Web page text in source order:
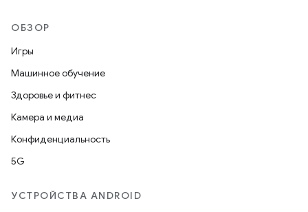
ОБЗОР
Игры
Машинное обучение
Здоровье и фитнес
Камера и медиа
Конфиденциальность
5G
УСТРОЙСТВА ANDROID